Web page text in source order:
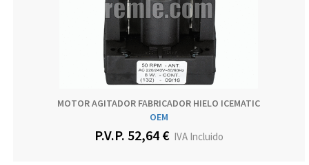
MOTOR AGITADOR FABRICADOR HIELO ICEMATIC
OEM
P.V.P. 52,64 €IVA Incluido